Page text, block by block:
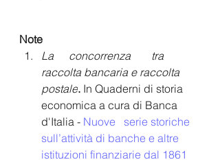
Note
La 	concorrenza 	tra
raccolta bancaria e raccolta
postale. In Quaderni di storia
economica a cura di Banca
d'Italia - Nuove 	serie storiche
sull’attività di banche e altre
istituzioni finanziarie dal 1861